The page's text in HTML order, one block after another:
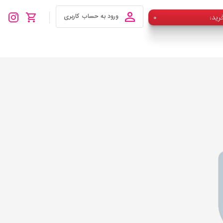
۰ ورود به حساب کاربری